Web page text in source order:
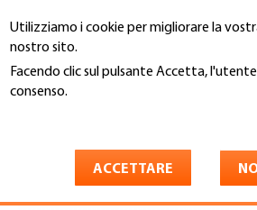
Utilizziamo i cookie per migliorare la
nostro sito.
Facendo clic sul pulsante Accetta,
consenso.
ACCETTARE
al
contenuto
principale
You